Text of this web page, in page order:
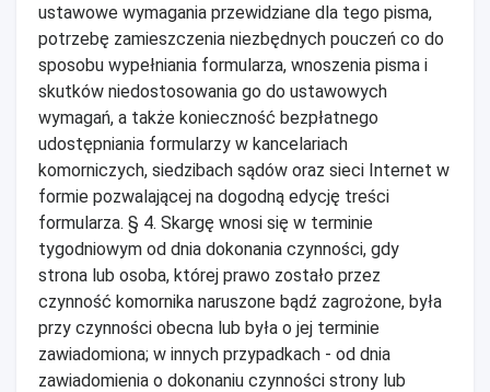
ustawowe wymagania przewidziane dla tego pisma,
potrzebę zamieszczenia niezbędnych pouczeń co do
sposobu wypełniania formularza, wnoszenia pisma i
skutków niedostosowania go do ustawowych
wymagań, a także konieczność bezpłatnego
udostępniania formularzy w kancelariach
komorniczych, siedzibach sądów oraz sieci Internet w
formie pozwalającej na dogodną edycję treści
formularza. § 4. Skargę wnosi się w terminie
tygodniowym od dnia dokonania czynności, gdy
strona lub osoba, której prawo zostało przez
czynność komornika naruszone bądź zagrożone, była
przy czynności obecna lub była o jej terminie
zawiadomiona; w innych przypadkach - od dnia
zawiadomienia o dokonaniu czynności strony lub